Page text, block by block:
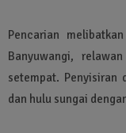
Pencarian
Banyuwangi,
setempat.
dan hulu sungai